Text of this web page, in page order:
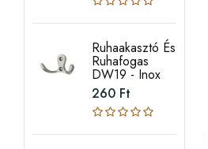
Ruhaakasztó És
Ruhafogas
DW19 - Inox
260 Ft